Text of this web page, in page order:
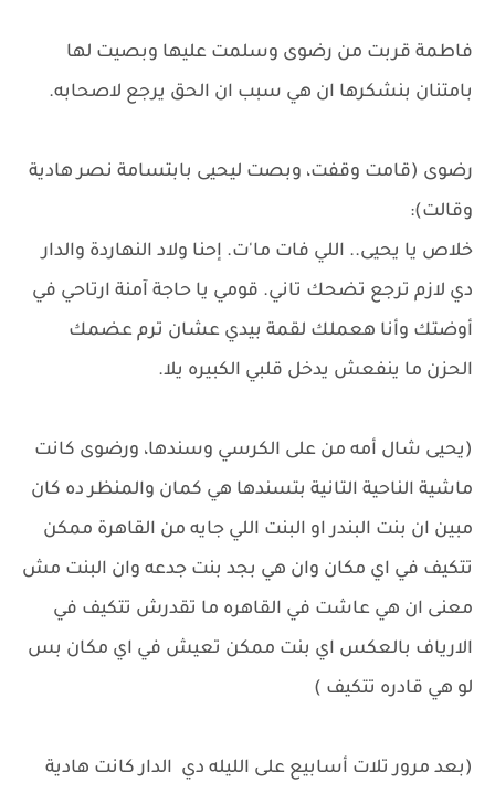
فاطمة قربت من رضوى وسلمت عليها وبصيت لها
بامتنان بنشكرها ان هي سبب ان الحق يرجع لاصحابه.
رضوى (قامت وقفت، وبصت ليحيى بابتسامة نصر هادية
وقالت):
خلاص يا يحيى.. اللي فات ما'ت. إحنا ولاد النهاردة والدار
دي لازم ترجع تضحك تاني. قومي يا حاجة آمنة ارتاحي في
أوضتك وأنا هعملك لقمة بيدي عشان ترم عضمك
الحزن ما ينفعش يدخل قلبي الكبيره يلا.
(يحيى شال أمه من على الكرسي وسندها، ورضوى كانت
ماشية الناحية التانية بتسندها هي كمان والمنظر ده كان
مبين ان بنت البندر او البنت اللي جايه من القاهرة ممكن
تتكيف في اي مكان وان هي بجد بنت جدعه وان البنت مش
معنى ان هي عاشت في القاهره ما تقدرش تتكيف في
الارياف بالعكس اي بنت ممكن تعيش في اي مكان بس
لو هي قادره تتكيف )
(بعد مرور تلات أسابيع على الليله دي الدار كانت هادية